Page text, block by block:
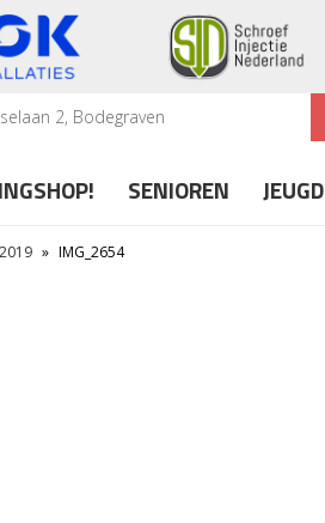
2, Bodegraven
SENIOREN JEUGD
» IMG_2654